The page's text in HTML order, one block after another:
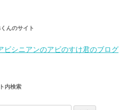
んのサイト
ビシニアンのアビのすけ君のブログ
内検索